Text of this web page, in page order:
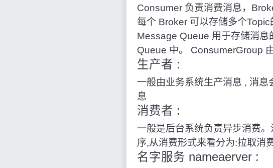
Consumer 负责消费消息，
每个 Broker 可以存储多个
Message Queue 用于存储消息
Queue 中。 ConsumerGroup
生产者 :
一般由业务系统生产消息 , 消息
息
消费者 :
一般是后台系统负责异步消费
序,从消费形式来看分为:拉取消
名字服务 nameaerver :